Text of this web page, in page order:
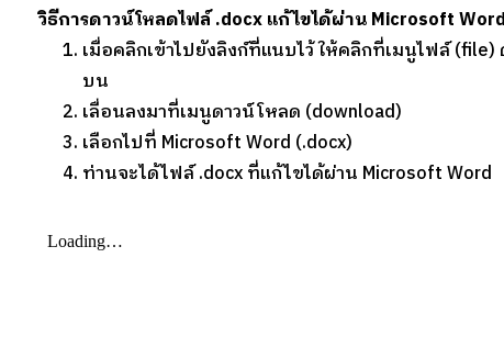
วิธีการดาวน์โหลดไฟล์ .docx แก้ไขได้ผ่าน Microsoft Word
เมื่อคลิกเข้าไปยังลิงก์ที่แนบไว้ ให้คลิกที่เมนูไฟล์ (file)
บน
เลื่อนลงมาที่เมนูดาวน์โหลด (download)
เลือกไปที่ Microsoft Word (.docx)
ท่านจะได้ไฟล์ .docx ที่แก้ไขได้ผ่าน Microsoft Word